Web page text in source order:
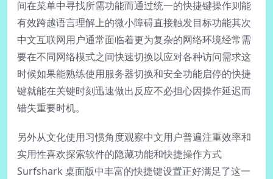
间在菜单中寻找所需功能而通过统一的快捷键操作则能
有效跨越语言理解上的微小障碍直接触发目标功能其次
中文互联网用户通常面临着更为复杂的网络环境经常需
要在不同网络模式之间快速切换以应对各种访问需求这
时候如果能熟练使用服务器切换和安全功能启停的快捷
键就能在关键时刻迅速做出反应不必担心因操作延迟而
错失重要时机。
另外从文化使用习惯角度观察中文用户普遍注重效率和
实用性喜欢探索软件的隐藏功能和快捷操作方式
Surfshark 桌面版中丰富的快捷键设置正好满足了这一